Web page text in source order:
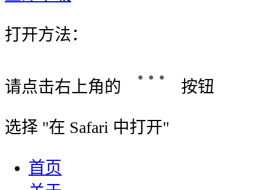
打开方法：
请点击右上角的 按钮
选择 "在 Safari 中打开"
首页